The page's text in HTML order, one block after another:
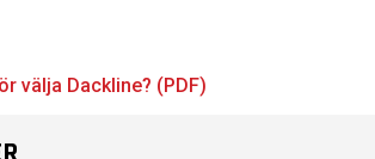
välja Dackline? (PDF)